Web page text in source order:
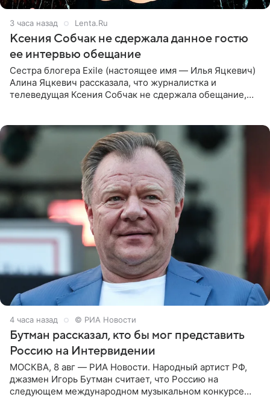
3 часа назад Lenta.Ru
Ксения Собчак не сдержала данное гостю
ее интервью обещание
Сестра блогера Exile (настоящее имя — Илья Яцкевич)
Алина Яцкевич рассказала, что журналистка и
телеведущая Ксения Собчак не сдержала обещание,
4 часа назад © РИА Новости
Бутман рассказал, кто бы мог представить
Россию на Интервидении
МОСКВА, 8 авг — РИА Новости. Народный артист РФ,
джазмен Игорь Бутман считает, что Россию на
следующем международном музыкальном конкурсе